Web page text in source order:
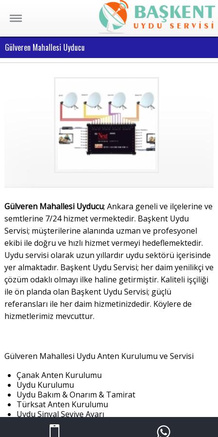
Gülveren Mahallesi Uyducu
Gülveren Mahallesi Uyducu; Ankara geneli ve ilçelerine ve
semtlerine 7/24 hizmet vermektedir. Başkent Uydu
Servisi; müşterilerine alanında uzman ve profesyonel
ekibi ile doğru ve hızlı hizmet vermeyi hedeflemektedir.
Uydu servisi olarak uzun yıllardır uydu sektörü içerisinde
yer almaktadır. Başkent Uydu Servisi; her daim yenilikçi ve
çözüm odaklı olmayı ilke haline getirmiştir. Kaliteli işçiliği
ile ön planda olan Başkent Uydu Servisi; güçlü
referansları ile her daim hizmetinizdedir. Köylere de
hizmetlerimiz mevcuttur.
Gülveren Mahallesi Uydu Anten Kurulumu ve Servisi
Çanak Anten Kurulumu
Uydu Kurulumu
Uydu Bakım & Onarım & Tamirat
Türksat Anten Kurulumu
Uydu Sinyal Seviye Ayarı
Merkezi Sistem Kurulumu